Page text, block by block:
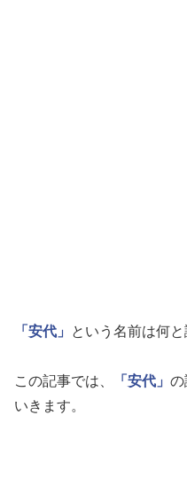
「安代」 という名前は何と
この記事では、 「安代」 の
いきます。